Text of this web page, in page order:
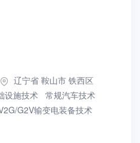
辽宁省 鞍山市 铁西区
设施技术 常规汽车技术
G2V输变电装备技术